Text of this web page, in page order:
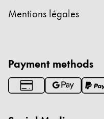
Mentions légales
Payment methods